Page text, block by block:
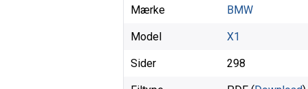
Mærke BMW
Model X1
Sider 298